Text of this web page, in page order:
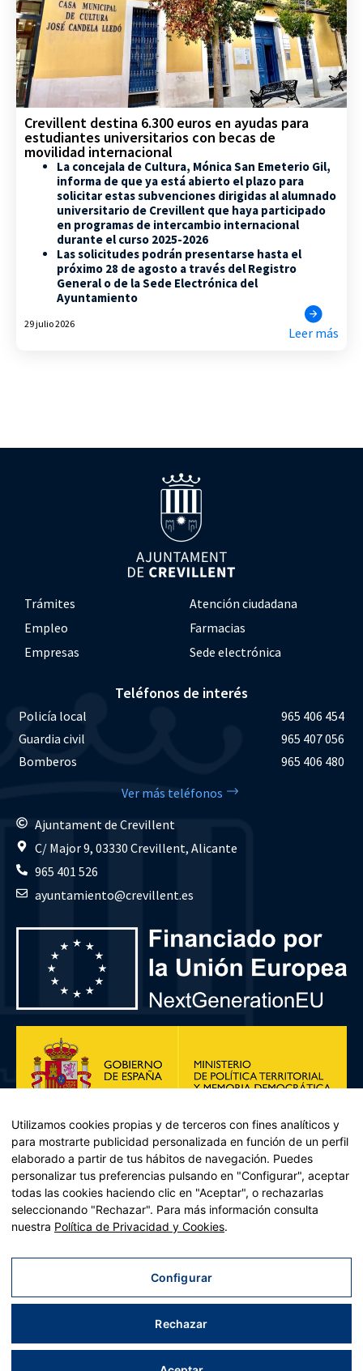
Crevillent destina 6.300 euros en ayudas para
estudiantes universitarios con becas de
movilidad internacional
La concejala de Cultura, Mónica San Emeterio Gil,
informa de que ya está abierto el plazo para
solicitar estas subvenciones dirigidas al alumnado
universitario de Crevillent que haya participado
en programas de intercambio internacional
durante el curso 2025-2026
Las solicitudes podrán presentarse hasta el
próximo 28 de agosto a través del Registro
General o de la Sede Electrónica del
Ayuntamiento
29 julio 2026
Leer más
Trámites
Atención ciudadana
Empleo
Farmacias
Empresas
Sede electrónica
Teléfonos de interés
Policía local
965 406 454
Guardia civil
965 407 056
Bomberos
965 406 480
Ver más teléfonos
Ajuntament de Crevillent
C/ Major 9, 03330 Crevillent, Alicante
965 401 526
ayuntamiento@crevillent.es
Plan de Recuperación, Transformación y Resiliencia – Financiado por
Recuperación y resiliencia, establecido por el Reglamento (UE)
2021/241 del Parlamento Europeo y del Consejo, de 12 de febrero
Aviso legal|Política de privacidad|Política de cookies|Accesibilidad|Mapa web
| Desarrollado porTrestristes
Utilizamos cookies propias y de terceros con fines analíticos y
para mostrarte publicidad personalizada en función de un perfil
elaborado a partir de tus hábitos de navegación. Puedes
personalizar tus preferencias pulsando en "Configurar", aceptar
todas las cookies haciendo clic en "Aceptar", o rechazarlas
seleccionando "Rechazar". Para más información consulta
nuestra Política de Privacidad y Cookies.
Configurar
Rechazar